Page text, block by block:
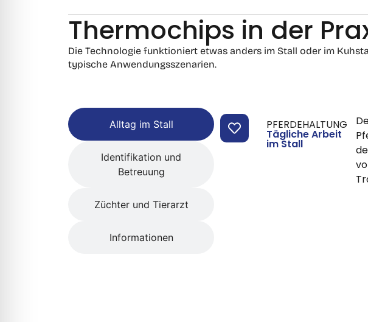
Thermochips in der
Die Technologie funktioniert etwas anders im Stall oder im
typische Anwendungsszenarien.
Alltag im Stall
Identifikation und
Betreuung
Züchter und Tierarzt
Informationen
PFERDEHALTUNG
Tägliche Arbeit
im Stall